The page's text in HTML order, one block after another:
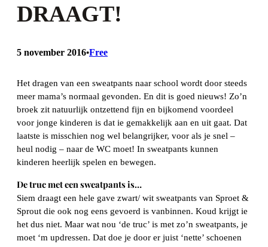
DRAAGT!
5 november 2016•Free
Het dragen van een sweatpants naar school wordt door steeds
meer mama’s normaal gevonden. En dit is goed nieuws! Zo’n
broek zit natuurlijk ontzettend fijn en bijkomend voordeel
voor jonge kinderen is dat ie gemakkelijk aan en uit gaat. Dat
laatste is misschien nog wel belangrijker, voor als je snel –
heul nodig – naar de WC moet! In sweatpants kunnen
kinderen heerlijk spelen en bewegen.
De truc met een sweatpants is…
Siem draagt een hele gave zwart/ wit sweatpants van Sproet &
Sprout die ook nog eens gevoerd is vanbinnen. Koud krijgt ie
het dus niet. Maar wat nou ‘de truc’ is met zo’n sweatpants, je
moet ‘m updressen. Dat doe je door er juist ‘nette’ schoenen